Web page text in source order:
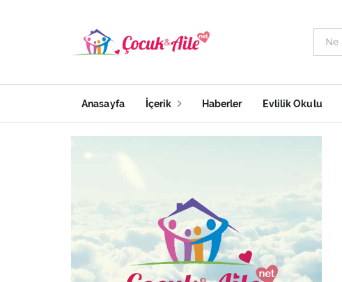
Anasayfa İçerik Haberler Evlilik Okulu